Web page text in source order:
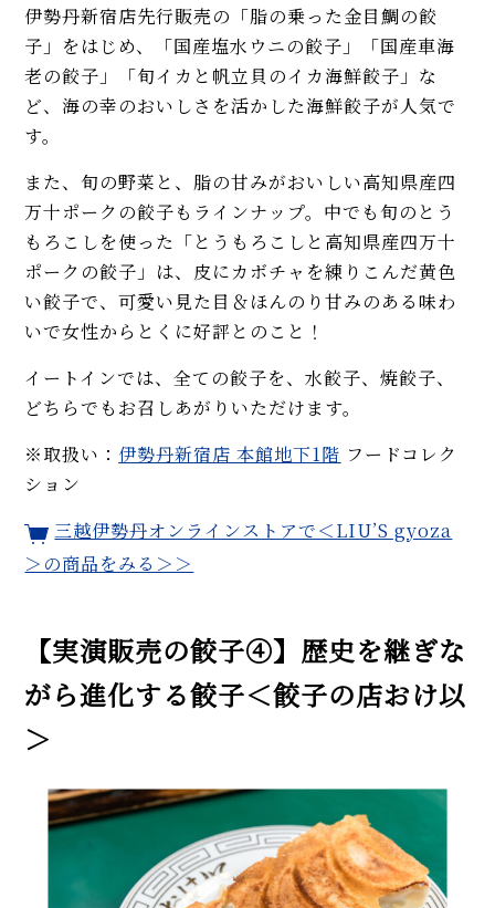
伊勢丹新宿店先行販売の「脂の乗った金目鯛の餃
子」をはじめ、「国産塩水ウニの餃子」「国産車海
老の餃子」「旬イカと帆立貝のイカ海鮮餃子」な
ど、海の幸のおいしさを活かした海鮮餃子が人気で
す。
また、旬の野菜と、脂の甘みがおいしい高知県産四
万十ポークの餃子もラインナップ。中でも旬のとう
もろこしを使った「とうもろこしと高知県産四万十
ポークの餃子」は、皮にカボチャを練りこんだ黄色
い餃子で、可愛い見た目＆ほんのり甘みのある味わ
いで女性からとくに好評とのこと！
イートインでは、全ての餃子を、水餃子、焼餃子、
どちらでもお召しあがりいただけます。
※取扱い： 伊勢丹新宿店 本館地下1階 フードコレク
ション
三越伊勢丹オンラインストアで＜LIU’S gyoza
＞の商品をみる＞＞
【実演販売の餃子④】歴史を継ぎな
がら進化する餃子＜餃子の店おけ以
＞